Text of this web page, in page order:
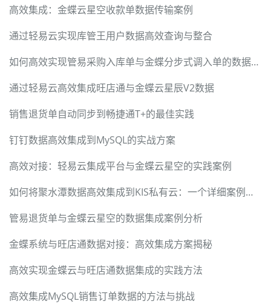
高效集成：金蝶云星空收款单数据传输案例
通过轻易云实现库管王用户数据高效查询与整合
如何高效实现管易采购入库单与金蝶分步式调入单的数据对接？
通过轻易云高效集成旺店通与金蝶云星辰V2数据
销售退货单自动同步到畅捷通T+的最佳实践
钉钉数据高效集成到MySQL的实战方案
高效对接：轻易云集成平台与金蝶云星空的实践案例
如何将聚水潭数据高效集成到KIS私有云：一个详细案例分享
管易退货单与金蝶云星空的数据集成案例分析
金蝶系统与旺店通数据对接：高效集成方案揭秘
高效实现金蝶云与旺店通数据集成的实践方法
高效集成MySQL销售订单数据的方法与挑战